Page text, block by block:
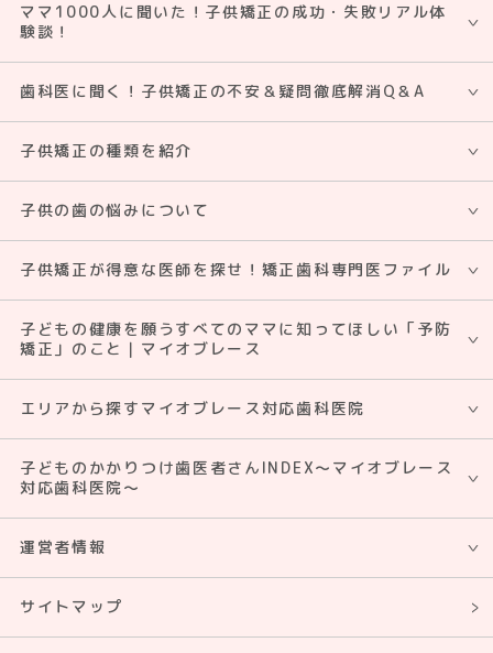
ママ1000人に聞いた！子供矯正の成功・失敗リアル体
験談！
歯科医に聞く！子供矯正の不安＆疑問徹底解消Q＆A
子供矯正の種類を紹介
子供の歯の悩みについて
子供矯正が得意な医師を探せ！矯正⻭科専門医ファイル
子どもの健康を願うすべてのママに知ってほしい「予防
矯正」のこと｜マイオブレース
エリアから探すマイオブレース対応歯科医院
子どものかかりつけ歯医者さんINDEX～マイオブレース
対応歯科医院～
運営者情報
サイトマップ